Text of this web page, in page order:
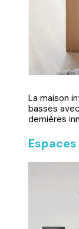
La maison
basses
dernières